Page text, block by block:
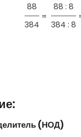
88
384
=
88 : 8
384 : 8
(НОД)